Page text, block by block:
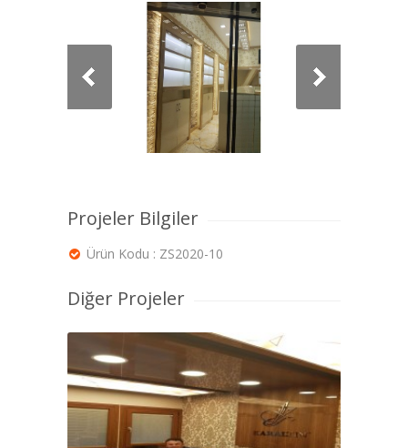
Projeler Bilgiler
Ürün Kodu : ZS2020-10
Diğer Projeler